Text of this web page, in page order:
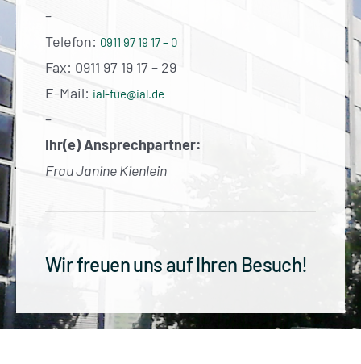
–
Telefon: 0911 97 19 17 – 0
Fax: 0911 97 19 17 – 29
E-Mail: ial-fue@ial.de
–
Ihr(e) Ansprechpartner:
Frau Janine Kienlein
Wir freuen uns auf Ihren Besuch!